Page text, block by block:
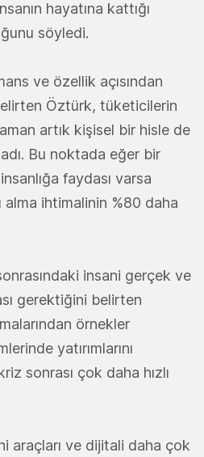
hayatına kattığı
söyledi.
ve özellik açısından
Öztürk, tüketicilerin
artık kişisel bir hisle de
Bu noktada eğer bir
faydası varsa
ihtimalinin %80 daha
insani gerçek ve
gerektiğini belirten
örnekler
yatırımlarını
sonrası çok daha hızlı
araçları ve dijitali daha çok